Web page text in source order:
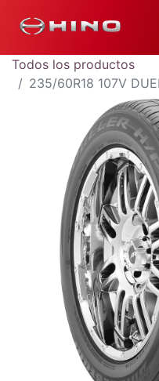
Todos los productos
235/60R18 107V